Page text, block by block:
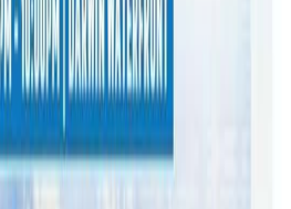
रहेको चार कोठामा ८ जना नेपाली
आगलागी भएपछि प्रहरीले घरनै
अहिले त्यहा बस्ने ८ जना नेपाली
छ ।
दाईको घरमा बसिरहेका छन् ।